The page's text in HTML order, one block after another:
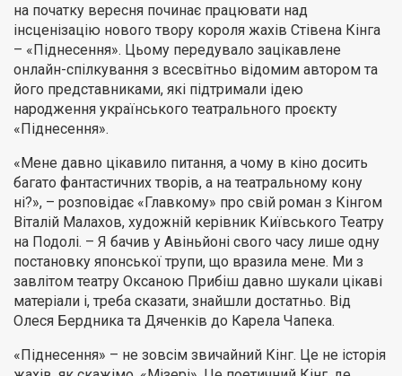
на початку вересня починає працювати над
інсценізацію нового твору короля жахів Стівена Кінга
– «Піднесення». Цьому передувало зацікавлене
онлайн-спілкування з всесвітньо відомим автором та
його представниками, які підтримали ідею
народження українського театрального проєкту
«Піднесення».
«Мене давно цікавило питання, а чому в кіно досить
багато фантастичних творів, а на театральному кону
ні?», – розповідає «Главкому» про свій роман з Кінгом
Віталій Малахов, художній керівник Київського Театру
на Подолі. – Я бачив у Авіньйоні свого часу лише одну
постановку японської трупи, що вразила мене. Ми з
завлітом театру Оксаною Прибіш давно шукали цікаві
матеріали і, треба сказати, знайшли достатньо. Від
Олеся Бердника та Дяченків до Карела Чапека.
«Піднесення» – не зовсім звичайний Кінг. Це не історія